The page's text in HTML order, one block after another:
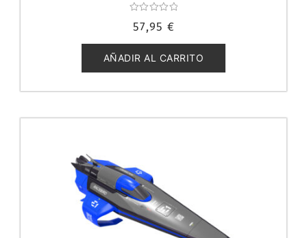
con
de
5
57,95 €
AÑADIR AL CARRITO